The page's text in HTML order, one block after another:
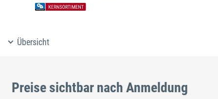
Übersicht
Preise sichtbar nach Anmeldung